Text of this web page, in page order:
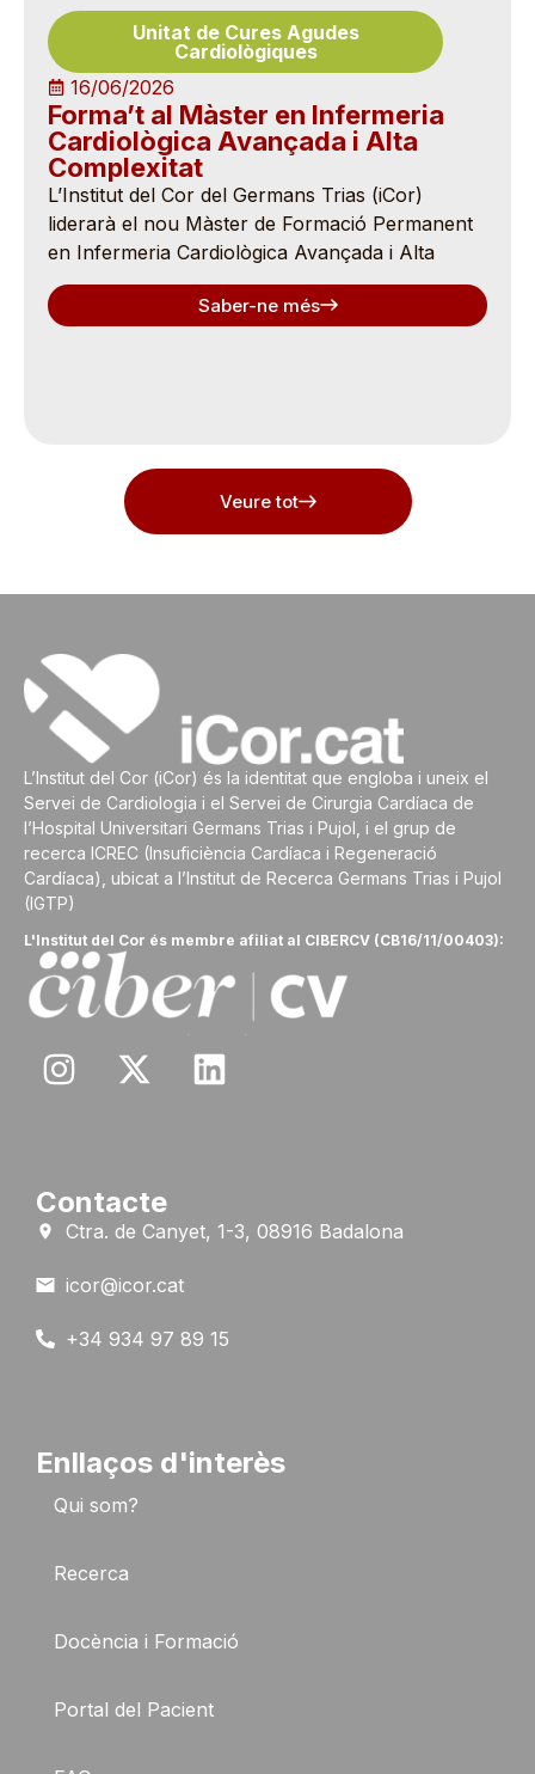
Unitat de Cures Agudes
Cardiològiques
16/06/2026
Forma’t al Màster en Infermeria
Cardiològica Avançada i Alta
Complexitat
L’Institut del Cor del Germans Trias (iCor)
liderarà el nou Màster de Formació Permanent
en Infermeria Cardiològica Avançada i Alta
Saber-ne més
Veure tot
L’Institut del Cor (iCor) és la identitat que engloba i uneix el
Servei de Cardiologia i el Servei de Cirurgia Cardíaca de
l’Hospital Universitari Germans Trias i Pujol, i el grup de
recerca ICREC (Insuficiència Cardíaca i Regeneració
Cardíaca), ubicat a l’Institut de Recerca Germans Trias i Pujol
(IGTP)
L'Institut del Cor és membre afiliat al CIBERCV (CB16/11/00403):
Contacte
Ctra. de Canyet, 1-3, 08916 Badalona
icor@icor.cat
+34 934 97 89 15
Enllaços d'interès
Qui som?
Recerca
Docència i Formació
Portal del Pacient